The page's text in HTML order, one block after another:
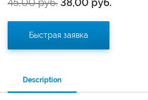
45,00руб. 38,00 руб.
Быстрая заявка
Description